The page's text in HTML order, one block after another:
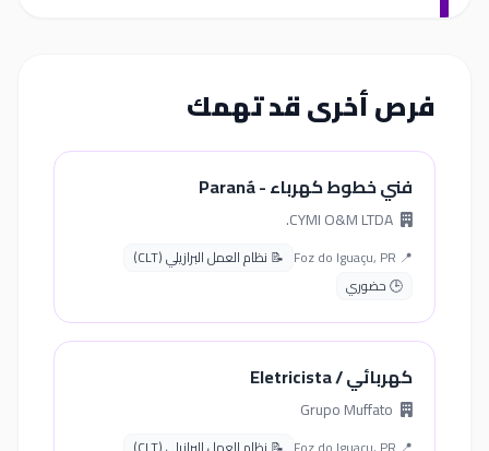
فرص أخرى قد تهمك
فني خطوط كهرباء - Paraná
📍 Foz do Iguaçu, PR
📝 نظام العمل البرازيلي (CLT)
🕒 حضوري
كهربائي / Eletricista